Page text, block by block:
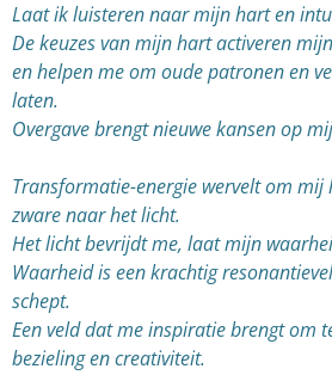
Laat ik luisteren naar mijn hart en
De keuzes van mijn hart activeren
en helpen me om oude patronen en
laten.
Overgave brengt nieuwe kansen op
Transformatie-energie wervelt om mij
zware naar het licht.
Het licht bevrijdt me, laat mijn
Waarheid is een krachtig
schept.
Een veld dat me inspiratie brengt om
bezieling en creativiteit.